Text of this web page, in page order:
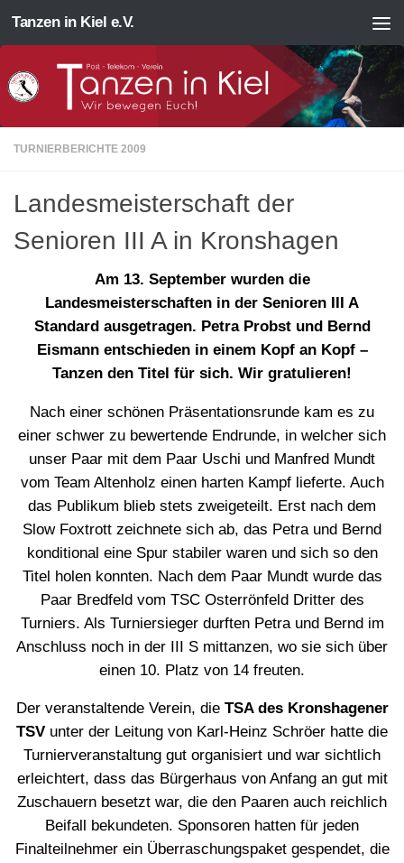
Zum Inhalt springen
Tanzen in Kiel e.V.
TURNIERBERICHTE 2009
Landesmeisterschaft der
Senioren III A in Kronshagen
Am 13. September wurden die
Landesmeisterschaften in der Senioren III A
Standard ausgetragen. Petra Probst und Bernd
Eismann entschieden in einem Kopf an Kopf –
Tanzen den Titel für sich. Wir gratulieren!
Nach einer schönen Präsentationsrunde kam es zu
einer schwer zu bewertende Endrunde, in welcher sich
unser Paar mit dem Paar Uschi und Manfred Mundt
vom Team Altenholz einen harten Kampf lieferte. Auch
das Publikum blieb stets zweigeteilt. Erst nach dem
Slow Foxtrott zeichnete sich ab, das Petra und Bernd
konditional eine Spur stabiler waren und sich so den
Titel holen konnten. Nach dem Paar Mundt wurde das
Paar Bredfeld vom TSC Osterrönfeld Dritter des
Turniers. Als Turniersieger durften Petra und Bernd im
Anschluss noch in der III S mittanzen, wo sie sich über
einen 10. Platz von 14 freuten.
Der veranstaltende Verein, die TSA des Kronshagener
TSV unter der Leitung von Karl-Heinz Schröer hatte die
Turnierveranstaltung gut organisiert und war sichtlich
erleichtert, dass das Bürgerhaus von Anfang an gut mit
Zuschauern besetzt war, die den Paaren auch reichlich
Beifall bekundeten. Sponsoren hatten für jeden
Finalteilnehmer ein Überraschungspaket gespendet, die